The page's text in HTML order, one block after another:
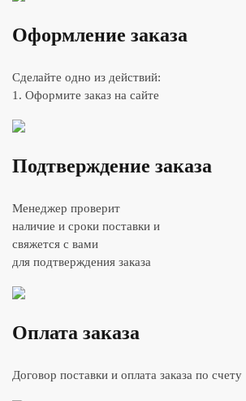
Оформление заказа
Сделайте одно из действий:
1. Оформите заказ на сайте
Подтверждение заказа
Менеджер проверит
наличие и сроки поставки и
свяжется с вами
для подтверждения заказа
Оплата заказа
Договор поставки и оплата заказа по счету